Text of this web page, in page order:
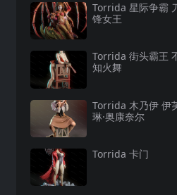
Torrida 星际争霸
锋女王
Torrida 街头霸王
知火舞
Torrida 木乃伊 伊
琳·奥康奈尔
Torrida 卡门